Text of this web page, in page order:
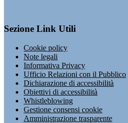
Sezione Link Utili
Cookie policy
Note legali
Informativa Privacy
Ufficio Relazioni con il Pubblico
Dichiarazione di accessibilità
Obiettivi di accessibilità
Whistleblowing
Gestione consensi cookie
Amministrazione trasparente